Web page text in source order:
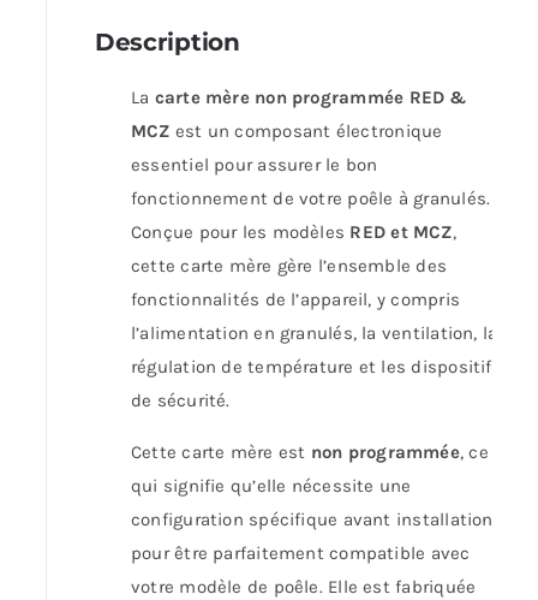
Description
La carte mère non programmée RED &
MCZ est un composant électronique
essentiel pour assurer le bon
fonctionnement de votre poêle à granulés.
Conçue pour les modèles RED et MCZ,
cette carte mère gère l’ensemble des
fonctionnalités de l’appareil, y compris
l’alimentation en granulés, la ventilation, la
régulation de température et les dispositifs
de sécurité.
Cette carte mère est non programmée, ce
qui signifie qu’elle nécessite une
configuration spécifique avant installation
pour être parfaitement compatible avec
votre modèle de poêle. Elle est fabriquée